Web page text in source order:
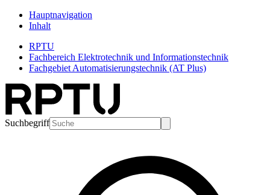
Hauptnavigation
Inhalt
RPTU
Fachbereich Elektrotechnik und Informationstechnik
Fachgebiet Automatisierungstechnik (AT Plus)
Suchbegriff